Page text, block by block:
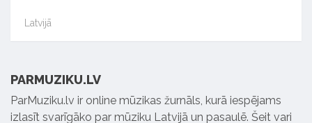
Latvijā
PARMUZIKU.LV
ParMuziku.lv ir online mūzikas žurnāls, kurā iespējams
izlasīt svarīgāko par mūziku Latvijā un pasaulē. Šeit vari